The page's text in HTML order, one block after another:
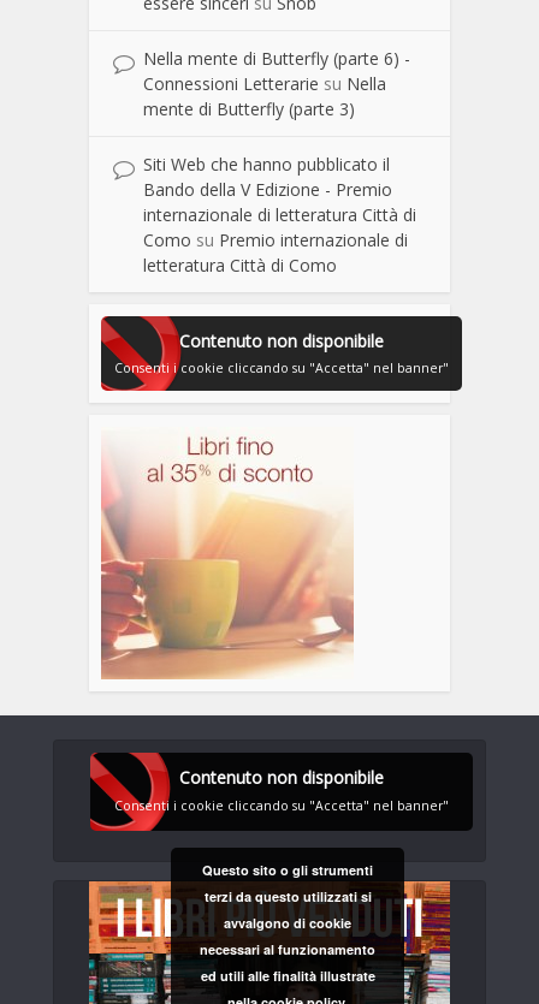
Nella mente di Butterfly (parte 6) -
Connessioni Letterarie su Nella
mente di Butterfly (parte 3)
Siti Web che hanno pubblicato il
Bando della V Edizione - Premio
internazionale di letteratura Città di
Como su Premio internazionale di
letteratura Città di Como
Contenuto non disponibile
Consenti i cookie cliccando su "Accetta" nel banner"
Contenuto non disponibile
Consenti i cookie cliccando su "Accetta" nel banner"
Questo sito o gli strumenti
terzi da questo utilizzati si
avvalgono di cookie
necessari al funzionamento
ed utili alle finalità illustrate